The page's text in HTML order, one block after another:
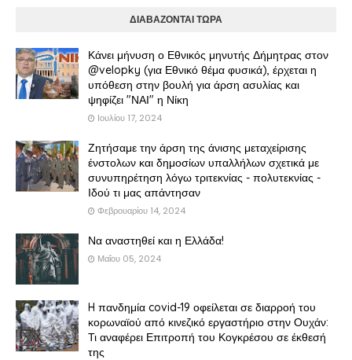
ΔΙΑΒΑΖΟΝΤΑΙ ΤΩΡΑ
Κάνει μήνυση ο Εθνικός μηνυτής Δήμητρας στον
@velopky (για Εθνικό θέμα φυσικά), έρχεται η
υπόθεση στην βουλή για άρση ασυλίας και
ψηφίζει "ΝΑΙ" η Νίκη
Ιουλίου 17, 2024
Ζητήσαμε την άρση της άνισης μεταχείρισης
ένστολων και δημοσίων υπαλλήλων σχετικά με
συνυπηρέτηση λόγω τριτεκνίας - πολυτεκνίας -
Ιδού τι μας απάντησαν
Φεβρουαρίου 14, 2024
Να αναστηθεί και η Ελλάδα!
Μαΐου 05, 2024
H πανδημία covid-19 οφείλεται σε διαρροή του
κορωναϊού από κινεζικό εργαστήριο στην Ουχάν:
Τι αναφέρει Επιτροπή του Κογκρέσου σε έκθεσή
της